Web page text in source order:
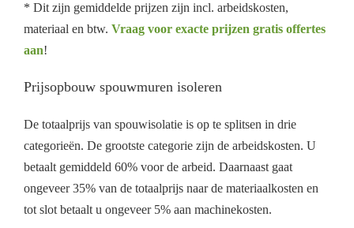
* Dit zijn gemiddelde prijzen zijn incl. arbeidskosten,
materiaal en btw. Vraag voor exacte prijzen gratis offertes
aan!
Prijsopbouw spouwmuren isoleren
De totaalprijs van spouwisolatie is op te splitsen in drie
categorieën. De grootste categorie zijn de arbeidskosten. U
betaalt gemiddeld 60% voor de arbeid. Daarnaast gaat
ongeveer 35% van de totaalprijs naar de materiaalkosten en
tot slot betaalt u ongeveer 5% aan machinekosten.